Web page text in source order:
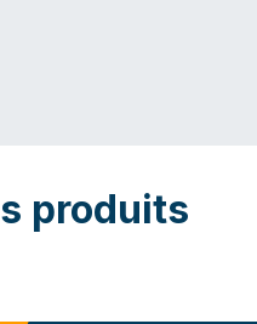
produits